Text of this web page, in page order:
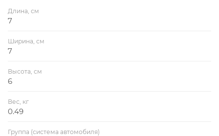
Длина, см
7
Ширина, см
7
Высота, см
6
Вес, кг
0.49
Группа (система автомобиля)